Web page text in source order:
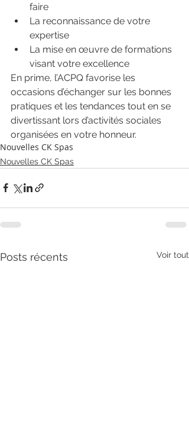
faire
La reconnaissance de votre
expertise
La mise en œuvre de formations
visant votre excellence
En prime, l’ACPQ favorise les
occasions d’échanger sur les bonnes
pratiques et les tendances tout en se
divertissant lors d’activités sociales
organisées en votre honneur.
Nouvelles CK Spas
Nouvelles CK Spas
Posts récents Voir tout